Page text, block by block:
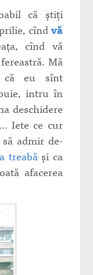
că ştiţi
cîndvă
cînd vă
Mă
eu sînt
intru în
deschidere
Iete ce cur
admir de-
treabăşi ca
afacerea